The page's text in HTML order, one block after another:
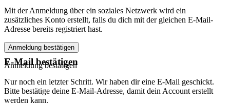
Mit der Anmeldung über ein soziales Netzwerk wird ein
zusätzliches Konto erstellt, falls du dich mit der gleichen E-Mail-
Adresse bereits registriert hast.
Anmeldung bestätigen
Anmeldung bestätigen
E-Mail bestätigen
Nur noch ein letzter Schritt. Wir haben dir eine E-Mail geschickt.
Bitte bestätige deine E-Mail-Adresse, damit dein Account erstellt
werden kann.